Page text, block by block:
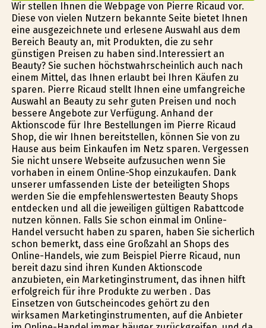
Wir stellen Ihnen die Webpage von Pierre Ricaud vor.
Diese von vielen Nutzern bekannte Seite bietet Ihnen
eine ausgezeichnete und erlesene Auswahl aus dem
Bereich Beauty an, mit Produkten, die zu sehr
günstigen Preisen zu haben sind.Interessiert an
Beauty? Sie suchen höchstwahrscheinlich auch nach
einem Mittel, das Ihnen erlaubt bei Ihren Käufen zu
sparen. Pierre Ricaud stellt Ihnen eine umfangreiche
Auswahl an Beauty zu sehr guten Preisen und noch
bessere Angebote zur Verfügung. Anhand der
Aktionscode für Ihre Bestellungen im Pierre Ricaud
Shop, die wir Ihnen bereitstellen, können Sie von zu
Hause aus beim Einkaufen im Netz sparen. Vergessen
Sie nicht unsere Webseite aufzusuchen wenn Sie
vorhaben in einem Online-Shop einzukaufen. Dank
unserer umfassenden Liste der beteiligten Shops
werden Sie die empfehlenswertesten Beauty Shops
entdecken und all die jeweiligen gültigen Rabattcode
nutzen können. Falls Sie schon einmal im Online-
Handel versucht haben zu sparen, haben Sie sicherlich
schon bemerkt, dass eine Großzahl an Shops des
Online-Handels, wie zum Beispiel Pierre Ricaud, nun
bereit dazu sind ihren Kunden Aktionscode
anzubieten, ein Marketinginstrument, das ihnen hilft
erfolgreich für ihre Produkte zu werben . Das
Einsetzen von Gutscheincodes gehört zu den
wirksamen Marketinginstrumenten, auf die Anbieter